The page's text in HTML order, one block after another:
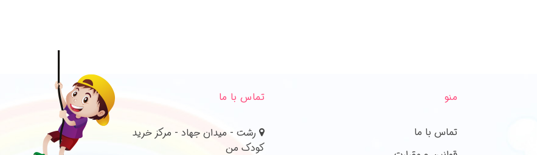
منو
تماس با ما
تماس با ما
رشت - میدان جهاد - مرکز خرید
کودک من